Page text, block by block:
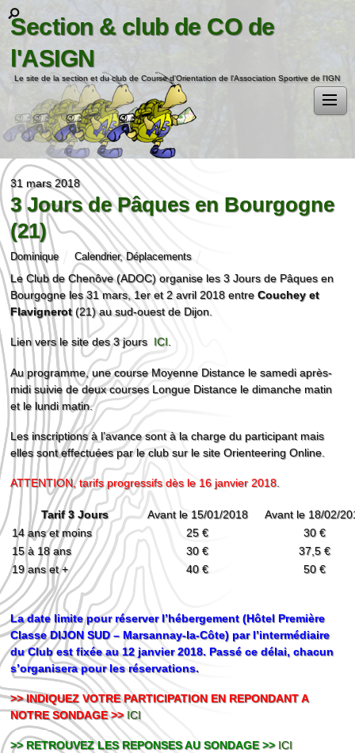
Section & club de CO de
l'ASIGN
Le site de la section et du club de Course d'Orientation de l'Association Sportive de l'IGN
31 mars 2018
3 Jours de Pâques en Bourgogne
(21)
Dominique Calendrier,Déplacements
Le Club de Chenôve (ADOC) organise les 3 Jours de Pâques en
Bourgogne les 31 mars, 1er et 2 avril 2018 entreCouchey et
Flavignerot(21) au sud-ouest de Dijon.
Lien vers le site des 3 jours ICI.
Au programme, une course Moyenne Distance le samedi après-
midi suivie de deux courses Longue Distance le dimanche matin
et le lundi matin.
Les inscriptions à l’avance sont à la charge du participant mais
elles sont effectuées par le club sur le site Orienteering Online.
ATTENTION, tarifs progressifs dès le 16 janvier 2018
Tarif 3 Jours Avant le 15/01/2018
Avant le 18/02/
14 ans et moins
25 €
30 €
15 à 18 ans
30 €
37,5 €
19 ans et +
40 € 50 €
La date limite pour réserver l’hébergement (Hôtel Première
Classe DIJON SUD – Marsannay-la-Côte) par l’intermédiaire
du Club est fixée au 12 janvier 2018. Passé ce délai, chacun
s’organisera pour les réservations.
>> INDIQUEZ VOTRE PARTICIPATION EN REPONDANT A
NOTRE SONDAGE >> ICI
>> RETROUVEZ LES REPONSES AU SONDAGE >> ICI